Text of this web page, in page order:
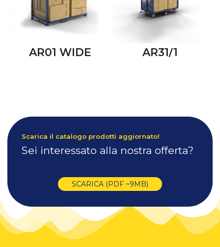
AR01 WIDE AR31/1
Scarica il catalogo prodotti aggiornato!
Sei interessato alla nostra offerta?
SCARICA (PDF ~9MB)